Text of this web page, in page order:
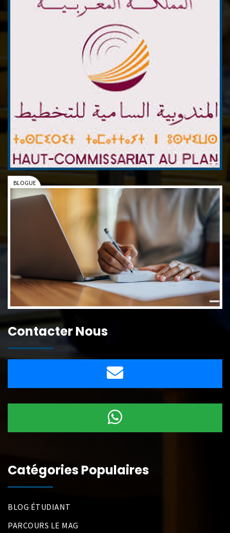
Contacter Nous
Catégories Populaires
BLOG ÉTUDIANT
PARCOURS LE MAG